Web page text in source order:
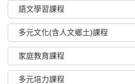
語文學習課程
多元文化(含人文鄉土)課程
家庭教育課程
多元培力課程